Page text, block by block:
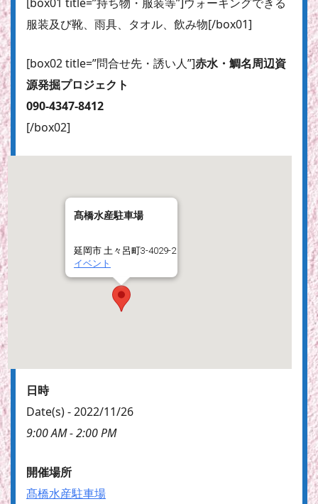
服装及び靴、雨具、タオル、飲み物[/box01]
[box02 title=”問合せ先・誘い人”]赤水・鯛名周辺資
源発掘プロジェクト
090-4347-8412
[/box02]
髙橋水産駐車場
延岡市 土々呂町3-4029-2
イベント
日時
Date(s) - 2022/11/26
9:00 AM - 2:00 PM
開催場所
髙橋水産駐車場